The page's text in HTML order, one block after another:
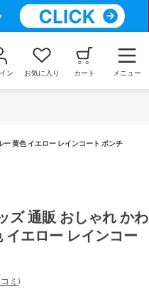
ン お気に入り カート メニュー
黄色 イエロー レインコート ポンチ
ズ 通販 おしゃれ かわ
イエロー レインコー
ミ )